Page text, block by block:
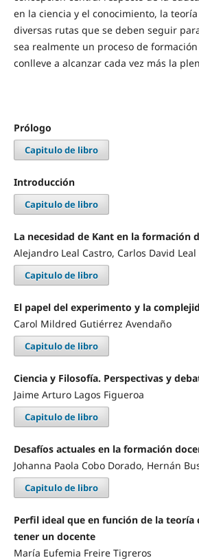
en la ciencia y el conocimiento, la
diversas rutas que se deben seguir
sea realmente un proceso de
conlleve a alcanzar cada vez más la
Prólogo
Capitulo de libro
Introducción
Capitulo de libro
La necesidad de Kant en la formación
Alejandro Leal Castro, Carlos David Leal
Capitulo de libro
El papel del experimento y la
Carol Mildred Gutiérrez Avendaño
Capitulo de libro
Ciencia y Filosofía. Perspectivas y
Jaime Arturo Lagos Figueroa
Capitulo de libro
Desafíos actuales en la formación
Johanna Paola Cobo Dorado, Hernán
Capitulo de libro
Perfil ideal que en función de la
tener un docente
María Eufemia Freire Tigreros